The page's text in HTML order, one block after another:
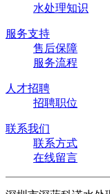
水处理知识
服务支持
售后保障
服务流程
人才招聘
招聘职位
联系我们
联系方式
在线留言